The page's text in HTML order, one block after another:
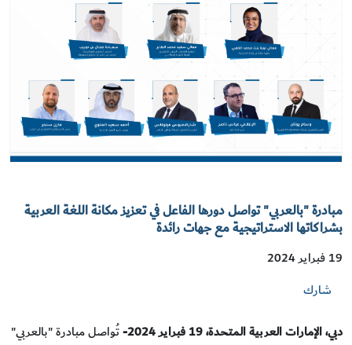
مبادرة "بالعربي" تواصل دورها الفاعل في تعزيز مكانة اللغة العربية
بشراكاتها الاستراتيجية مع جهات رائدة
19 فبراير 2024
شارك
دبي، الإمارات العربية المتحدة،19فبراير 2024-
تُواصل مبادرة "بالعربي"